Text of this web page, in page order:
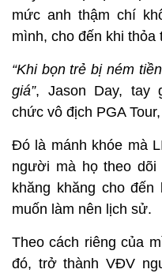
mức anh thậm chí
mình, cho đến khi
“Khi bọn trẻ bị ném
giá”, Jason Day, tay
chức vô địch PGA
Đó là mánh khóe mà
người mà họ theo
khăng khăng cho
muốn làm nên lịch sử.
Theo cách riêng của
đó, trở thành VĐV